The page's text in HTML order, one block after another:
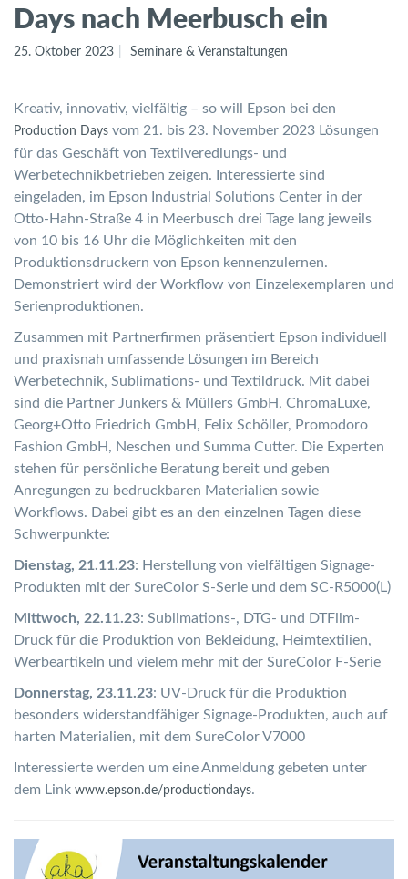
Days nach Meerbusch ein
25. Oktober 2023 Seminare & Veranstaltungen
Kreativ, innovativ, vielfältig – so will Epson bei den
Production Days vom 21. bis 23. November 2023 Lösungen
für das Geschäft von Textilveredlungs- und
Werbetechnikbetrieben zeigen. Interessierte sind
eingeladen, im Epson Industrial Solutions Center in der
Otto-Hahn-Straße 4 in Meerbusch drei Tage lang jeweils
von 10 bis 16 Uhr die Möglichkeiten mit den
Produktionsdruckern von Epson kennenzulernen.
Demonstriert wird der Workflow von Einzelexemplaren und
Serienproduktionen.
Zusammen mit Partnerfirmen präsentiert Epson individuell
und praxisnah umfassende Lösungen im Bereich
Werbetechnik, Sublimations- und Textildruck. Mit dabei
sind die Partner Junkers & Müllers GmbH, ChromaLuxe,
Georg+Otto Friedrich GmbH, Felix Schöller, Promodoro
Fashion GmbH, Neschen und Summa Cutter. Die Experten
stehen für persönliche Beratung bereit und geben
Anregungen zu bedruckbaren Materialien sowie
Workflows. Dabei gibt es an den einzelnen Tagen diese
Schwerpunkte:
Dienstag, 21.11.23: Herstellung von vielfältigen Signage-
Produkten mit der SureColor S-Serie und dem SC-R5000(L)
Mittwoch, 22.11.23: Sublimations-, DTG- und DTFilm-
Druck für die Produktion von Bekleidung, Heimtextilien,
Werbeartikeln und vielem mehr mit der SureColor F-Serie
Donnerstag, 23.11.23: UV-Druck für die Produktion
besonders widerstandfähiger Signage-Produkten, auch auf
harten Materialien, mit dem SureColor V7000
Interessierte werden um eine Anmeldung gebeten unter
dem Link www.epson.de/productiondays.